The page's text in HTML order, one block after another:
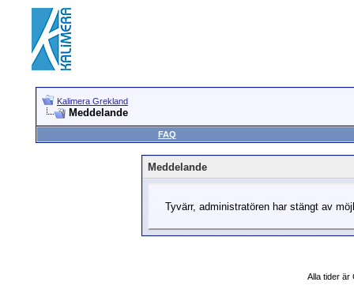
Kalimera Grekland
Meddelande
FAQ
Meddelande
Tyvärr, administratören har stängt av
Alla tider är